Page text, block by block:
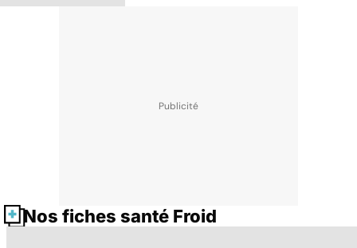
Nos fiches santé Froid